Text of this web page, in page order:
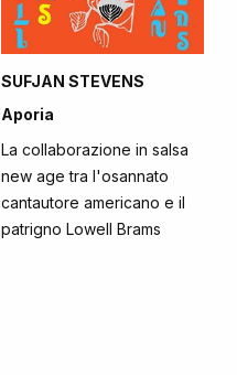
SUFJAN STEVENS
Aporia
La collaborazione in salsa
new age tra l'osannato
cantautore americano e il
patrigno Lowell Brams